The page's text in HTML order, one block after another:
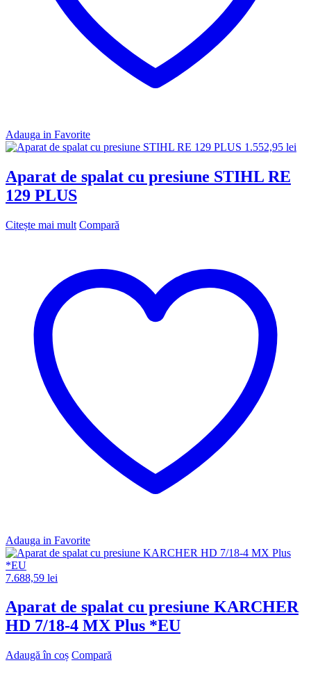
Adauga in Favorite
1.552,95 lei
Aparat de spalat cu presiune STIHL RE
129 PLUS
Citește mai mult Compară
Adauga in Favorite
7.688,59 lei
Aparat de spalat cu presiune KARCHER
HD 7/18-4 MX Plus *EU
Adaugă în coș Compară